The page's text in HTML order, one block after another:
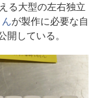
る大型の左右独立
が製作に必要な自
している。